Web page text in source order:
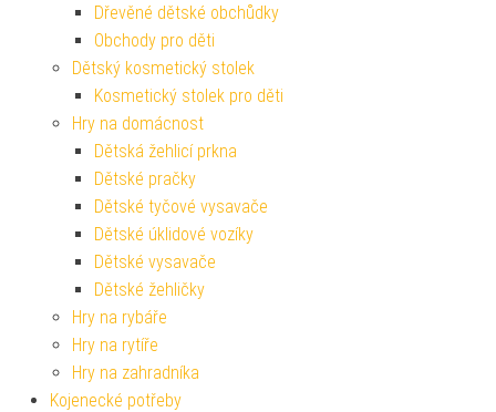
Dřevěné dětské obchůdky
Obchody pro děti
Dětský kosmetický stolek
Kosmetický stolek pro děti
Hry na domácnost
Dětská žehlicí prkna
Dětské pračky
Dětské tyčové vysavače
Dětské úklidové vozíky
Dětské vysavače
Dětské žehličky
Hry na rybáře
Hry na rytíře
Hry na zahradníka
Kojenecké potřeby